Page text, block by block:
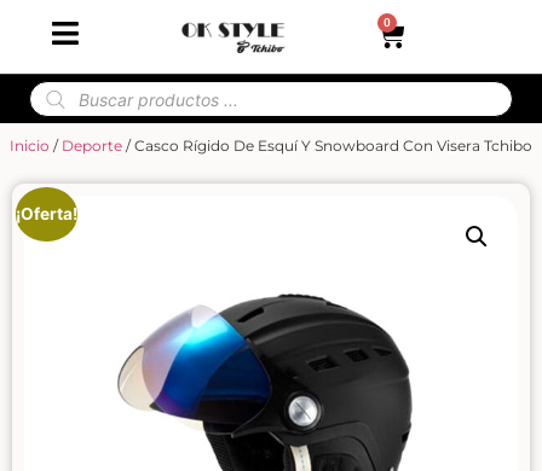
0
Inicio / Deporte / Casco Rígido De Esquí Y Snowboard Con Visera Tchibo
¡Oferta!